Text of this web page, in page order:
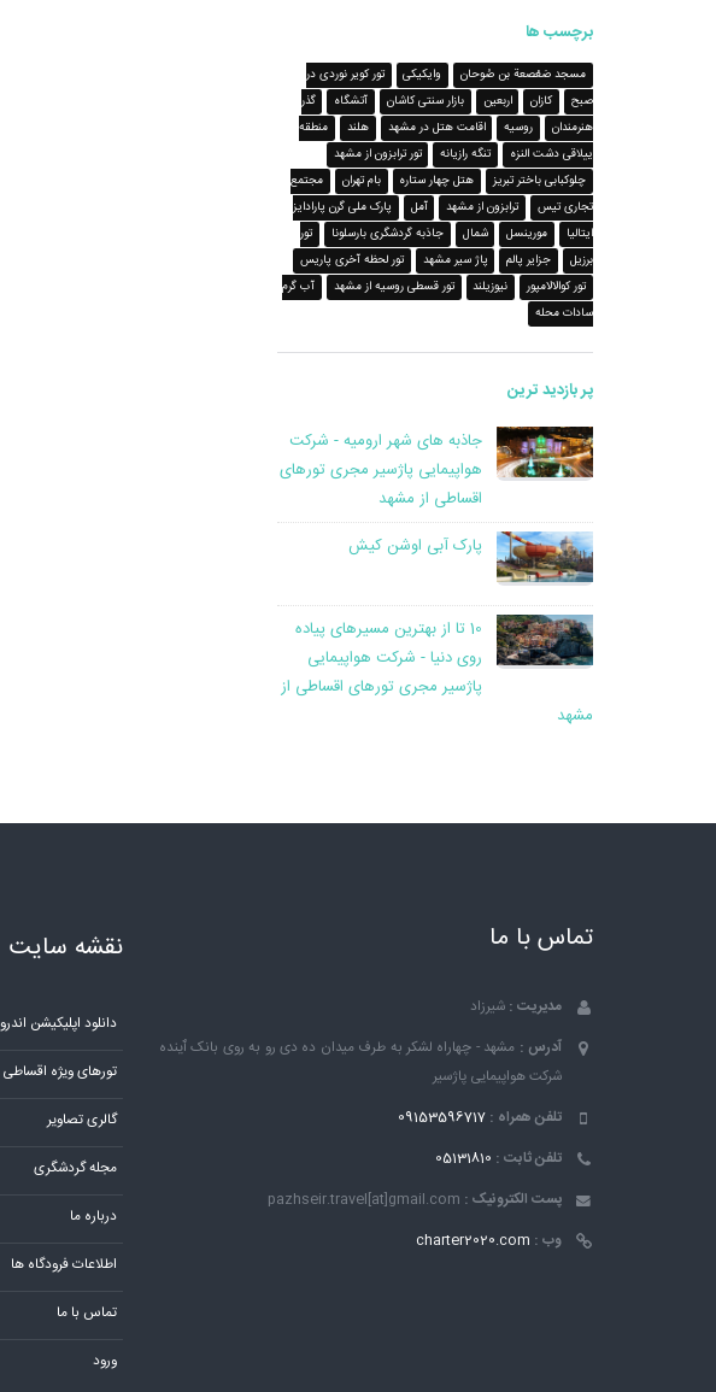
برچسب ها
مسجد صَعْصعة بن صُوحان وایکیکی
تور کویر نوردی در
صبح
کازان اربعین بازار سنتی کاشان آتشگاه
گذر
هنرمندان
روسیه اقامت هتل در مشهد هلند
منطقه
ییلاقی دشت النزه
تنگه رازیانه
تور ترابزون از مشهد
چلوکبابی باختر تبریز
هتل چهار ستاره بام تهران
مجتمع
تجاری تیس
ترابزون از مشهد آمل
پارک ملی گرن پارادایز
ایتالیا
مورینسل شمال جاذبه گردشگری بارسلونا
تور
برزیل
جزایر پالم پاژ سیر مشهد
تور لحظه آخری پاریس
تور کوالالامپور
نیوزیلند تور قسطی روسیه از مشهد
آب گرم
سادات محله
پر بازدید ترین
جاذبه های شهر ارومیه - شرکت
هواپیمایی پاژسیر مجری تورهای
اقساطی از مشهد
پارک آبی اوشن کیش
10 تا از بهترین مسیرهای پیاده
روی دنیا - شرکت هواپیمایی
پاژسیر مجری تورهای اقساطی از
مشهد
تماس با ما
مدیریت : شیرزاد
آدرس : مشهد - چهاراه لشکر به طرف میدان ده دی رو به روی بانک ٱینده
شرکت هواپیمایی پاژسیر
تلفن همراه : 09153596717
تلفن ثابت : 05131810
پست الکترونیک : pazhseir.travel[at]gmail.com
وب : charter2020.com
نقشه سایت
دانلود اپلیکیشن
تورهای ویژه اقساطی
گالری تصاویر
مجله گردشگری
درباره ما
اطلاعات فرودگاه ها
تماس با ما
ورود